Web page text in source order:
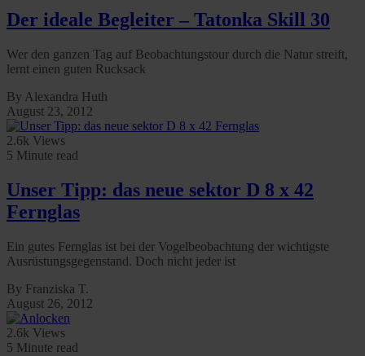
Der ideale Begleiter – Tatonka Skill 30
Wer den ganzen Tag auf Beobachtungstour durch die Natur streift,
lernt einen guten Rucksack
By Alexandra Huth
August 23, 2012
2.6k Views
5 Minute read
Unser Tipp: das neue sektor D 8 x 42
Fernglas
Ein gutes Fernglas ist bei der Vogelbeobachtung der wichtigste
Ausrüstungsgegenstand. Doch nicht jeder ist
By Franziska T.
August 26, 2012
2.6k Views
5 Minute read